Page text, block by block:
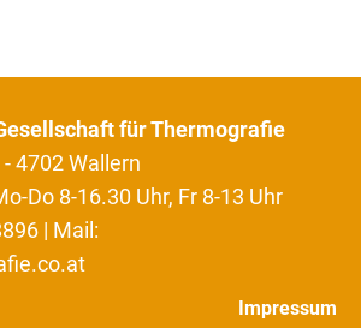
für Thermografie
4702 Wallern
Do 8-16.30 Uhr, Fr 8-13 Uhr
| Mail:
Impressum